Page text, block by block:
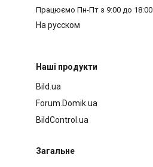
Працюємо Пн-Пт з 9:00 до 18:00
На русском
Наші продукти
Bild.ua
Forum.Domik.ua
BildControl.ua
Загальне